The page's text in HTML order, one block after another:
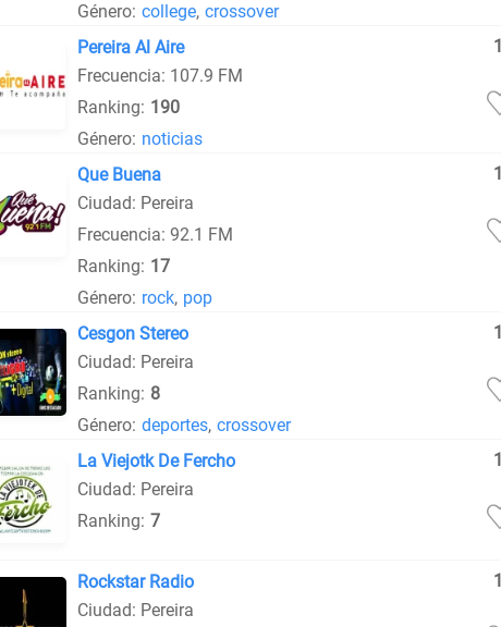
Género: college, crossover
Pereira Al Aire
Frecuencia: 107.9 FM
Ranking: 190
Género: noticias
Que Buena
Ciudad: Pereira
Frecuencia: 92.1 FM
Ranking: 17
Género: rock, pop
Cesgon Stereo
Ciudad: Pereira
Ranking: 8
Género: deportes, crossover
La Viejotk De Fercho
Ciudad: Pereira
Ranking: 7
Rockstar Radio
Ciudad: Pereira